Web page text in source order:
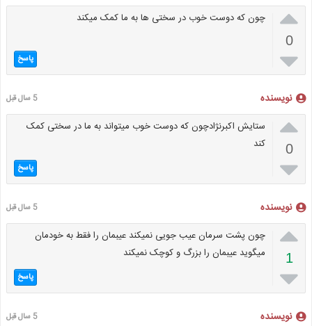

0

چون که دوست خوب در سختی ها به ما کمک میکند
پاسخ
نویسنده 5 سال قبل

0

ستایش اکبرنژادچون که دوست خوب میتواند به ما در سختی کمک
کند
پاسخ
نویسنده 5 سال قبل

1

چون پشت سرمان عیب جویی نمیکند عیبمان را فقط به خودمان
میگوید عیبمان را بزرگ و کوچک نمیکند
پاسخ
نویسنده 5 سال قبل